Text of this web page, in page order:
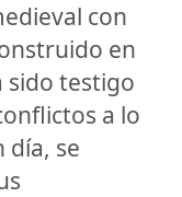
con
en
sido testigo
a lo
día, se